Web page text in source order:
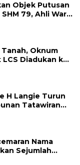
Objek Putusan
79, Ahli Waris
Oknum
Diadukan ke
H Langie Turun
Tatawiran
Nama
Sejumlah